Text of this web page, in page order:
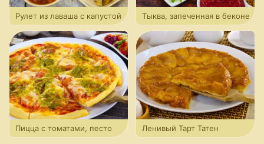
Рулет из лаваша с капустой Тыква, запеченная в беконе
Пицца с томатами, песто
Ленивый Тарт Татен